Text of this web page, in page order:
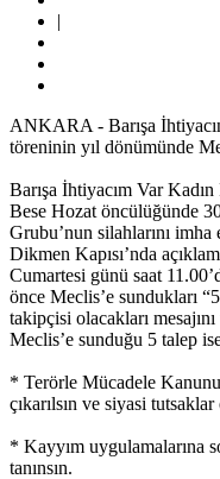
|
ANKARA - Barışa
töreninin yıl dönümünde
Barışa İhtiyacım Var
Bese Hozat öncülüğünde
Grubu’nun silahlarını
Dikmen Kapısı’nda
Cumartesi günü saat
önce Meclis’e sundukları
takipçisi olacakları
Meclis’e sunduğu 5 talep
* Terörle Mücadele
çıkarılsın ve siyasi tutsaklar
* Kayyım uygulamalarına
tanınsın.